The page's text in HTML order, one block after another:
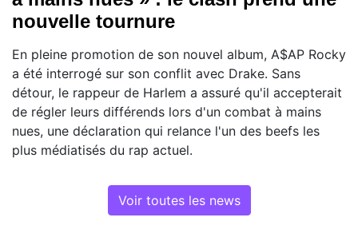
nouvelle tournure
En pleine promotion de son nouvel album, A$AP Rocky
a été interrogé sur son conflit avec Drake. Sans
détour, le rappeur de Harlem a assuré qu'il accepterait
de régler leurs différends lors d'un combat à mains
nues, une déclaration qui relance l'un des beefs les
plus médiatisés du rap actuel.
Voir toutes les news